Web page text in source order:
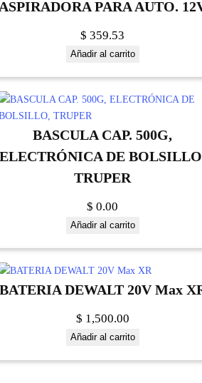
PARA AUTO.
$ 359.53
Añadir al carrito
BASCULA CAP. 500G,
ELECTRÓNICA DE
TRUPER
$ 0.00
Añadir al carrito
DEWALT 20V Max
$ 1,500.00
Añadir al carrito